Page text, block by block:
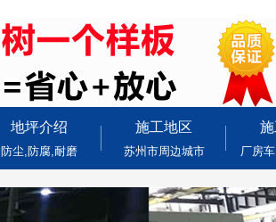
地坪介绍
防尘,防腐,耐磨
施工地区
苏州市周边城市 厂房